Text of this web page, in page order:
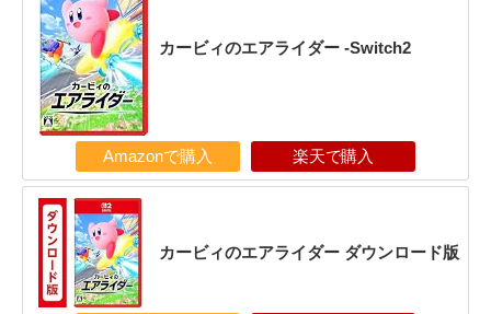
カービィのエアライダー -Switch2
Amazonで購入 楽天で購入
カービィのエアライダー ダウンロード版